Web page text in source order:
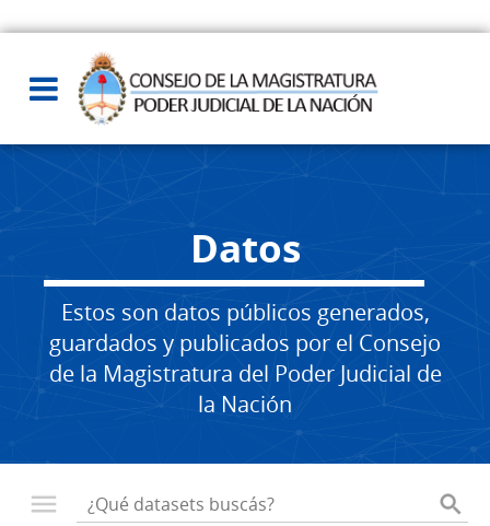
Datos
Estos son datos públicos generados,
guardados y publicados por el Consejo
de la Magistratura del Poder Judicial de
la Nación